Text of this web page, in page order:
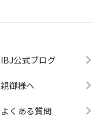
IBJ公式ブログ
親御様へ
よくある質問